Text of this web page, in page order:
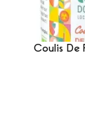
Coulis De